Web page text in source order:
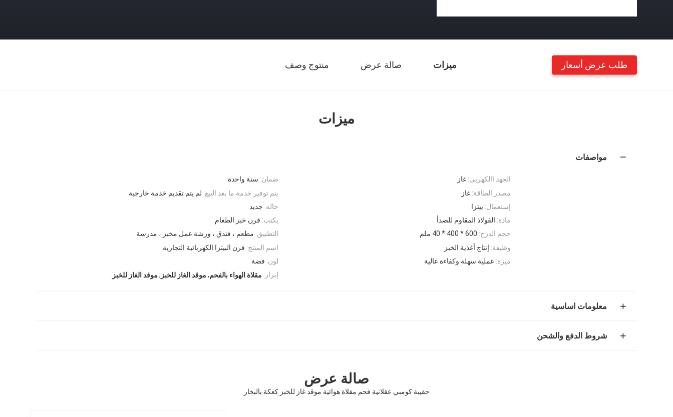
ميزات صالة عرض منتوج وصف طلب عرض أسعار
ميزات
مواصفات
ضمان: سنة واحدة الجهد االكهربى: غاز
يتم توفير خدمة ما بعد البيع: لم يتم تقديم خدمة خارجية مصدر الطاقة: غاز
حالة: جديد إستعمال: بيتزا
يكتب: فرن خبز الطعام مادة: الفولاذ المقاوم للصدأ
التطبيق: مطعم ، فندق ، ورشة عمل مخبز ، مدرسة حجم الدرج: 600 * 400 * 40 ملم
اسم المنتج: فرن البيتزا الكهربائية التجارية وظيفة: إنتاج أغذية الخبز
لون: فضة ميزة: عملية سهلة وكفاءة عالية
إبراز: مقلاة الهواء بالفحم, موقد الغاز للخبز , موقد الغاز للخبز
معلومات اساسية
شروط الدفع والشحن
صالة عرض
حقيبة كومبي عقلانية فحم مقلاة هوائية موقد غاز للخبز كعكة بالبخار